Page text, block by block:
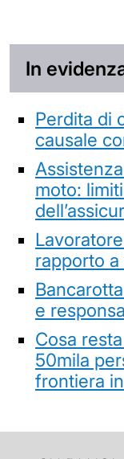
In
Perdita di
causale
moto:
rapporto
e
Cosa
50mila
frontiera